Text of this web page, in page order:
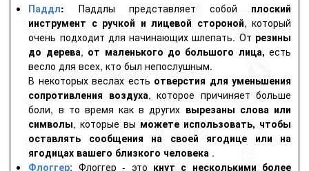
Паддл: Паддлы представляет собой плоский
инструмент с ручкой и лицевой стороной, который
очень подходит для начинающих шлепать. От резины
до дерева, от маленького до большого лица, есть
весло для всех, кто был непослушным.
В некоторых веслах есть отверстия для уменьшения
сопротивления воздуха, которое причиняет больше
боли, в то время как в других вырезаны слова или
символы, которые вы можете использовать, чтобы
оставлять сообщения на своей ягодице или на
ягодицах вашего близкого человека .
Флоггер: Флоггер - это кнут с несколькими более